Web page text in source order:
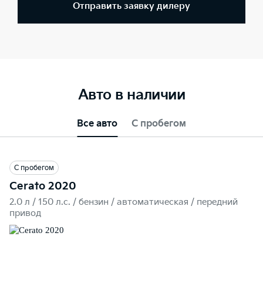
Отправить заявку дилеру
Авто в наличии
Все авто С пробегом
С пробегом
Cerato 2020
2.0 л / 150 л.c. / бензин / автоматическая / передний
привод